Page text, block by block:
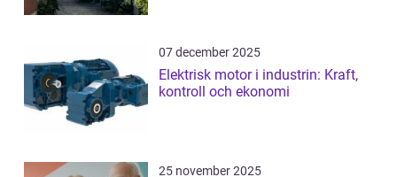
07 december 2025
Elektrisk motor i industrin: Kraft,
kontroll och ekonomi
25 november 2025